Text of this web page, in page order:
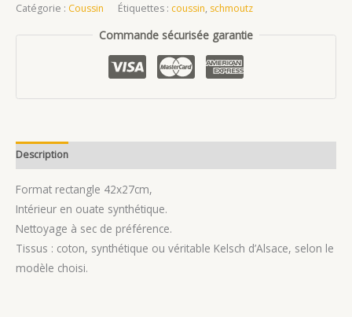
Catégorie : Coussin Étiquettes : coussin, schmoutz
Commande sécurisée garantie
Description
Format rectangle 42x27cm,
Intérieur en ouate synthétique.
Nettoyage à sec de préférence.
Tissus : coton, synthétique ou véritable Kelsch d’Alsace, selon le
modèle choisi.